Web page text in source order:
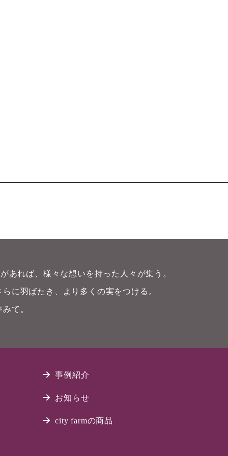
あれば、様々な想いを持った人々が集う。
に羽ばたき、より多くの実をつける。
て。
事例紹介
お知らせ
city farmの商品